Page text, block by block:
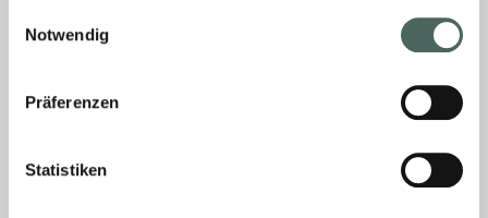
Notwendig
Präferenzen
Statistiken
MEHR »
11. Februar 2026